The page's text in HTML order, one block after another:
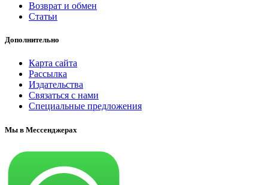
Возврат и обмен
Статьи
Дополнительно
Карта сайта
Рассылка
Издательства
Связаться с нами
Специальные предложения
Мы в Мессенджерах